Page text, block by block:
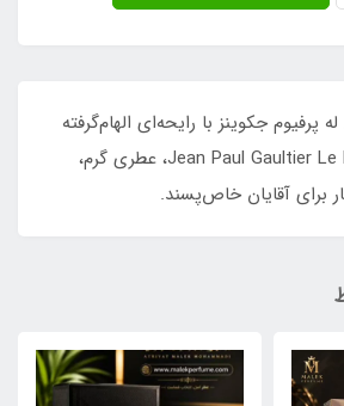
پرفیوم جکوینز با رایحه‌ای الهام‌گرفته
از Jean Paul Gaultier Le Male Le Parfum، عطری گرم،
برای آقایان خاص‌پسند.